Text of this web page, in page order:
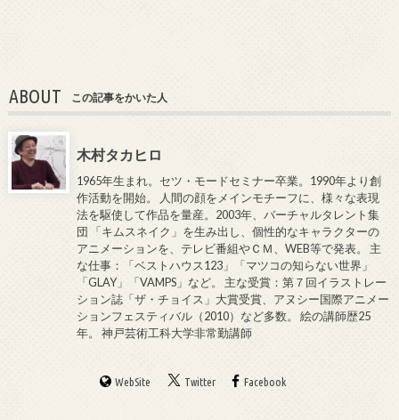
ABOUT この記事をかいた人
木村タカヒロ
1965年生まれ。セツ・モードセミナー卒業。1990年より創
作活動を開始。 人間の顔をメインモチーフに、様々な表現
法を駆使して作品を量産。2003年、バーチャルタレント集
団 「キムスネイク」を生み出し、個性的なキャラクターの
アニメーションを、テレビ番組やＣＭ、WEB等で発表。 主
な仕事：「ベストハウス123」「マツコの知らない世界」
「GLAY」「VAMPS」など。 主な受賞：第７回イラストレー
ション誌「ザ・チョイス」大賞受賞、アヌシー国際アニメー
ションフェスティバル（2010）など多数。 絵の講師歴25
年。 神戸芸術工科大学非常勤講師
WebSite Twitter Facebook